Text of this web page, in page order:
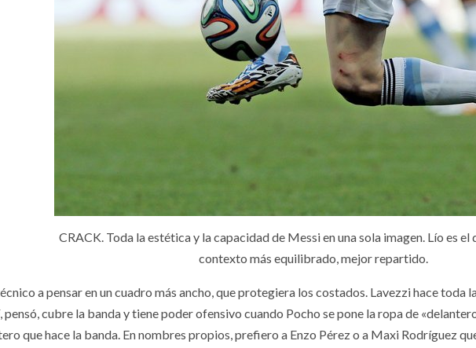
CRACK. Toda la estética y la capacidad de Messi en una sola imagen. Lío es el
contexto más equilibrado, mejor repartido.
a pensar en un cuadro más ancho, que protegiera los costados. Lavezzi hace toda
pensó, cubre la banda y tiene poder ofensivo cuando Pocho se pone la ropa de
que hace la banda. En nombres propios, prefiero a Enzo Pérez o a Maxi Rodríguez